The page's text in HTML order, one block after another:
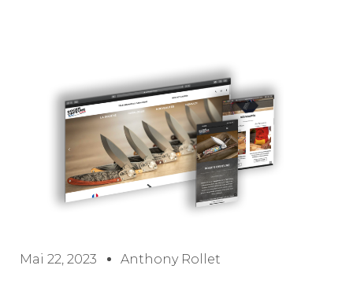
Mai 22, 2023 Anthony Rollet